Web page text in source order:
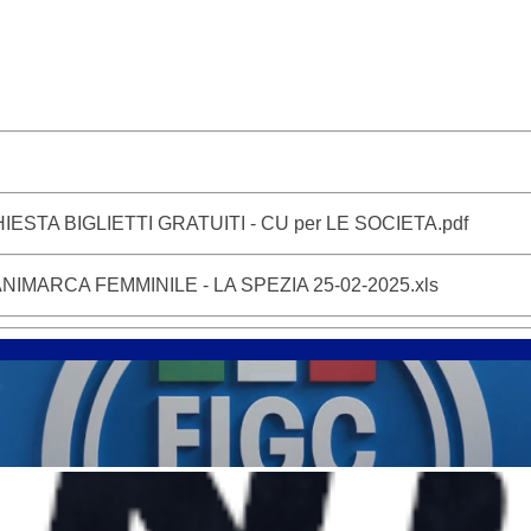
BIGLIETTI GRATUITI - CU per LE SOCIETA.pdf
FEMMINILE - LA SPEZIA 25-02-2025.xls